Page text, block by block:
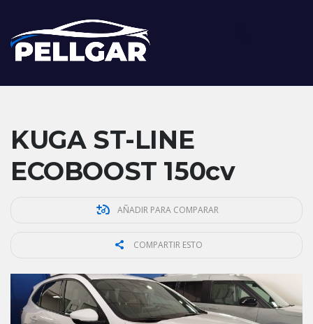
KUGA ST-LINE
ECOBOOST 150cv
AÑADIR PARA COMPARAR
COMPARTIR ESTO